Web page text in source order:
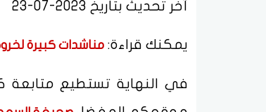
آخر تحديث بتاريخ 2023-07-23
يمكنك قراءة: مناشدات كبيرة
في النهاية تستطيع